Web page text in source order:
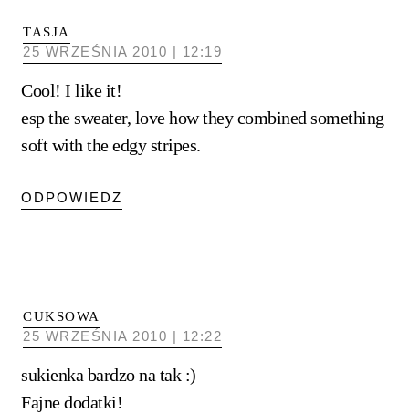
TASJA
25 WRZEŚNIA 2010 | 12:19
Cool! I like it!
esp the sweater, love how they combined something
soft with the edgy stripes.
ODPOWIEDZ
CUKSOWA
25 WRZEŚNIA 2010 | 12:22
sukienka bardzo na tak :)
Fajne dodatki!